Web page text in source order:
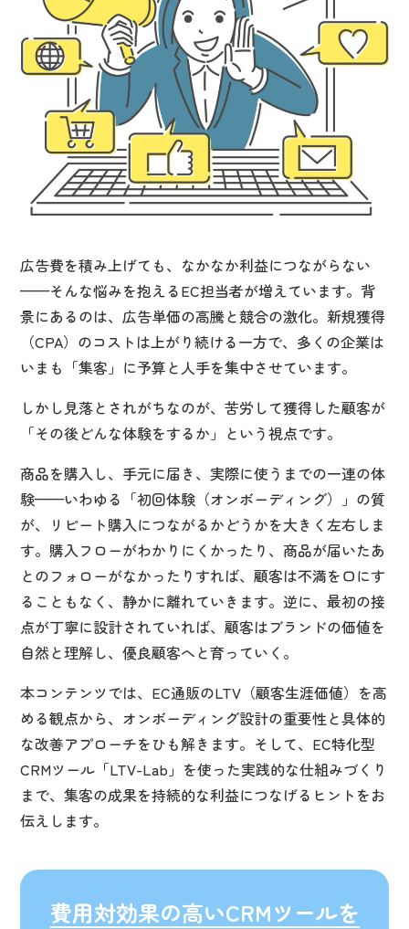
広告費を積み上げても、なかなか利益につながらない
——そんな悩みを抱えるEC担当者が増えています。背
景にあるのは、広告単価の高騰と競合の激化。新規獲得
（CPA）のコストは上がり続ける一方で、多くの企業は
いまも「集客」に予算と人手を集中させています。
しかし見落とされがちなのが、苦労して獲得した顧客が
「その後どんな体験をするか」という視点です。
商品を購入し、手元に届き、実際に使うまでの一連の体
験——いわゆる「初回体験（オンボーディング）」の質
が、リピート購入につながるかどうかを大きく左右しま
す。購入フローがわかりにくかったり、商品が届いたあ
とのフォローがなかったりすれば、顧客は不満を口にす
ることもなく、静かに離れていきます。逆に、最初の接
点が丁寧に設計されていれば、顧客はブランドの価値を
自然と理解し、優良顧客へと育っていく。
本コンテンツでは、EC通販のLTV（顧客生涯価値）を高
める観点から、オンボーディング設計の重要性と具体的
な改善アプローチをひも解きます。そして、EC特化型
CRMツール「LTV-Lab」を使った実践的な仕組みづくり
まで、集客の成果を持続的な利益につなげるヒントをお
伝えします。
費用対効果の高いCRMツールを